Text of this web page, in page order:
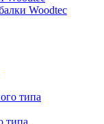
Woodtec
типа